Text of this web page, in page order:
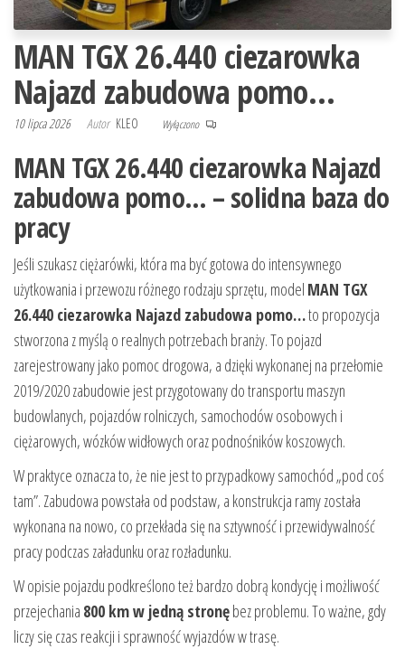
MAN TGX 26.440 ciezarowka
Najazd zabudowa pomo…
10 lipca 2026 Autor KLEO Wyłączono
MAN TGX 26.440 ciezarowka Najazd
zabudowa pomo… – solidna baza do
pracy
Jeśli szukasz ciężarówki, która ma być gotowa do intensywnego
użytkowania i przewozu różnego rodzaju sprzętu, model MAN TGX
26.440 ciezarowka Najazd zabudowa pomo…to propozycja
stworzona z myślą o realnych potrzebach branży. To pojazd
zarejestrowany jako pomoc drogowa, a dzięki wykonanej na przełomie
2019/2020 zabudowie jest przygotowany do transportu maszyn
budowlanych, pojazdów rolniczych, samochodów osobowych i
ciężarowych, wózków widłowych oraz podnośników koszowych.
W praktyce oznacza to, że nie jest to przypadkowy samochód „pod coś
tam”. Zabudowa powstała od podstaw, a konstrukcja ramy została
wykonana na nowo, co przekłada się na sztywność i przewidywalność
pracy podczas załadunku oraz rozładunku.
W opisie pojazdu podkreślono też bardzo dobrą kondycję i możliwość
przejechania 800 km w jedną stronębez problemu. To ważne, gdy
liczy się czas reakcji i sprawność wyjazdów w trasę.